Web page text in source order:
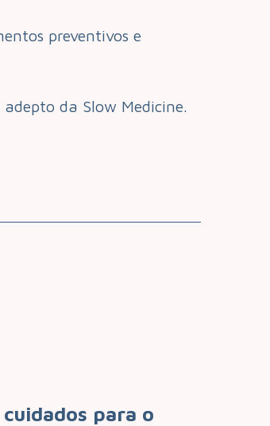
preventivos e
da Slow Medicine.
para o